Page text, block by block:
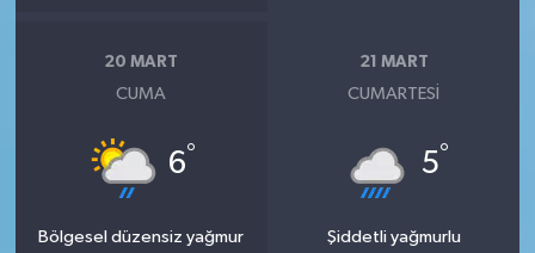
20 MART
CUMA
6°
Bölgesel düzensiz yağmur
21 MART
CUMARTESI
5°
Şiddetli yağmurlu